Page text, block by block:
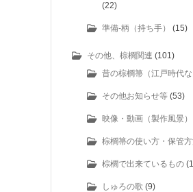
(22)
準備-柄（持ち手） (15)
その他、棕櫚関連 (101)
昔の棕櫚箒（江戸時代な
その他お知らせ等 (53)
映像・動画（製作風景）
棕櫚箒の使い方・保管
棕櫚で出来ているもの
しゅろの歌 (9)